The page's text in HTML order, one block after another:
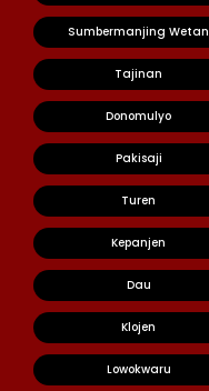
Sumbermanjing Wetan
Tajinan
Donomulyo
Pakisaji
Turen
Kepanjen
Dau
Klojen
Lowokwaru